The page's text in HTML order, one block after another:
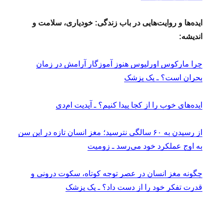
ایده‌ها و روایت‌هایی در باب زندگی: خودیاری، سلامت و
اندیشه:
چرا مارکوس اورلیوس هنوز آموزگار آرامش در زمان
بحران است؟ ـ یک پزشک
ایده‌های خوب را از کجا پیدا کنیم؟ ـ آپدیت ام‌دی
از رسیدن به ۶۰ سالگی نترسید؛ مغز انسان تازه در این سن
به اوج عملکرد خود می‌رسد ـ زومیت
چگونه مغز انسان در عصر توجه کوتاه، سکوت درونی و
قدرت تفکر خود را از دست داد؟ ـ یک پزشک